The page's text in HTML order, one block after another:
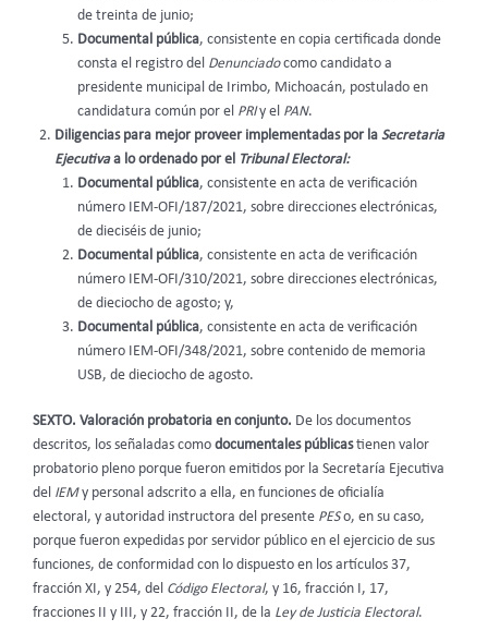
de treinta de junio;
Documental pública, consistente en copia certificada donde
consta el registro del Denunciadocomo candidato a
presidente municipal de Irimbo, Michoacán, postulado en
candidatura común por el PRIy el PAN.
Diligencias para mejor proveer implementadas por la Secretaria
Ejecutivaa lo ordenado por el
Tribunal Electoral:
Documental pública, consistente en acta de verificación
número IEM-OFI/187/2021, sobre direcciones electrónicas,
de dieciséis de junio;
Documental pública, consistente en acta de verificación
número IEM-OFI/310/2021, sobre direcciones electrónicas,
de dieciocho de agosto; y,
Documental pública, consistente en acta de verificación
número IEM-OFI/348/2021, sobre contenido de memoria
USB, de dieciocho de agosto.
SEXTO. Valoración probatoria en conjunto. De los documentos
descritos, los señaladas como documentales públicastienen valor
probatorio pleno porque fueron emitidos por la Secretaría Ejecutiva
del IEMy personal adscrito a ella, en funciones de oficialía
electoral, y autoridad instructora del presente PESo, en su caso,
porque fueron expedidas por servidor público en el ejercicio de sus
funciones, de conformidad con lo dispuesto en los artículos 37,
fracción XI, y 254, del Código Electoral, y 16, fracción I, 17,
fracciones II y III, y 22, fracción II, de la Ley de Justicia Electoral.